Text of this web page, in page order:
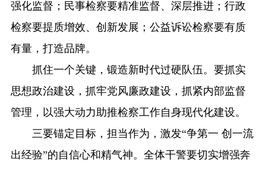
强化监督；民事检察要精准监督、深层推进；行政
检察要提质增效、创新发展；公益诉讼检察要有质
有量，打造品牌。
抓住一个关键，锻造新时代过硬队伍。要抓实
思想政治建设，抓牢党风廉政建设，抓紧内部监督
管理，以强大动力助推检察工作自身现代化建设。
三要锚定目标，担当作为，激发“争第一 创一流
出经验”的自信心和精气神。全体干警要切实增强奔